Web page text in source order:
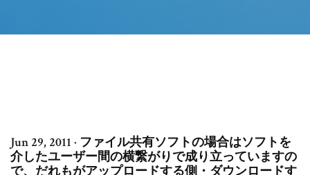
Jun 29, 2011 · ファイル共有ソフトの場合はソフトを
介したユーザー間の横繋がりで成り立っていますの
で、だれもがアップロードする側・ダウンロードす